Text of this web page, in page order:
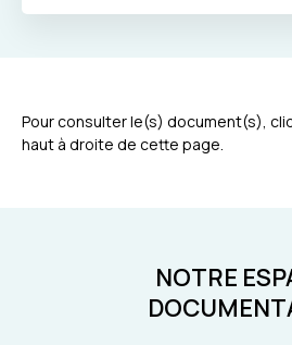
Pour consulter le(s) document(s),
haut à droite de cette page.
NOTRE